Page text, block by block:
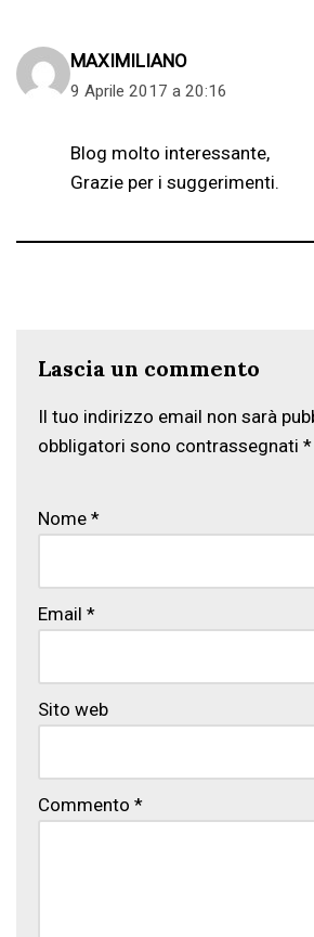
MAXIMILIANO
9 Aprile 2017 a 20:16
Blog molto interessante,
Grazie per i suggerimenti.
Lascia un commento
Il tuo indirizzo email non sarà
obbligatori sono contrassegnati *
Nome *
Email *
Sito web
Commento *